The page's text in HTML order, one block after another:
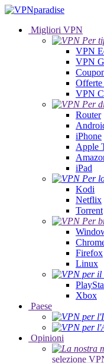
Migliori VPN
VPN
VPN
VPN
Router
iPhone
Apple
iPad
Kodi
Netflix
Torrent
Firefox
Linux
Xbox
Paese
Opinioni
selezione